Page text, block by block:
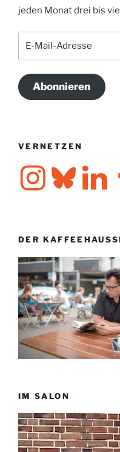
jeden Monat drei bis
Abonnieren
VERNETZEN
InstagramBlueskyLinkedIn
DER
IM SALON